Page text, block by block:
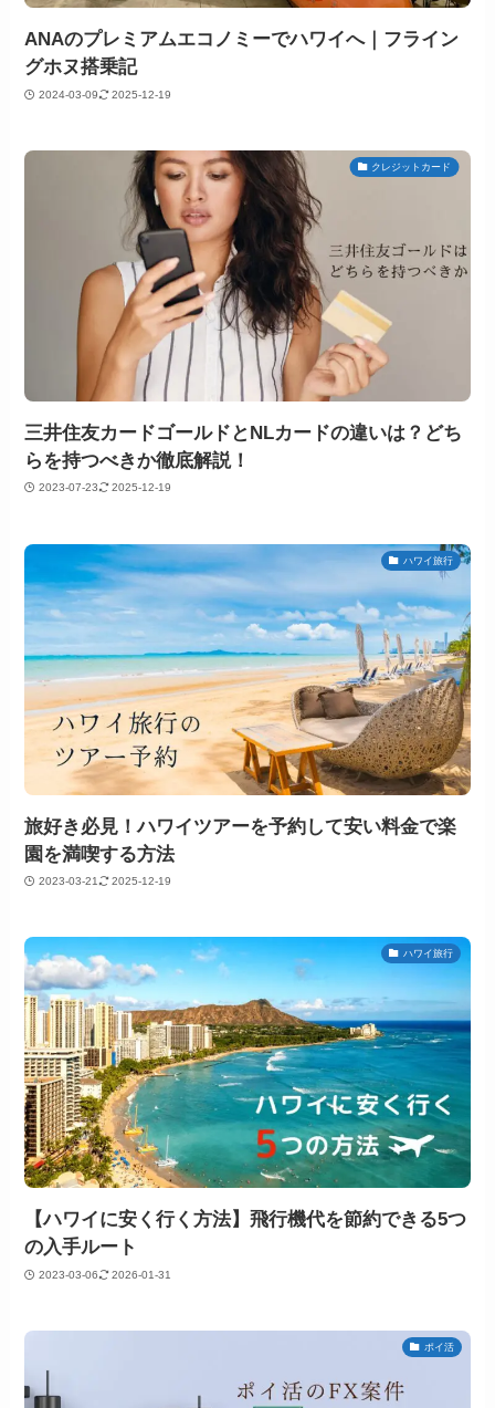
ANAのプレミアムエコノミーでハワイへ｜フライン
グホヌ搭乗記
2024-03-09 2025-12-19
クレジットカード
三井住友カードゴールドとNLカードの違いは？どち
らを持つべきか徹底解説！
2023-07-23 2025-12-19
ハワイ旅行
旅好き必見！ハワイツアーを予約して安い料金で楽
園を満喫する方法
2023-03-21 2025-12-19
ハワイ旅行
【ハワイに安く行く方法】飛行機代を節約できる5つ
の入手ルート
2023-03-06 2026-01-31
ポイ活